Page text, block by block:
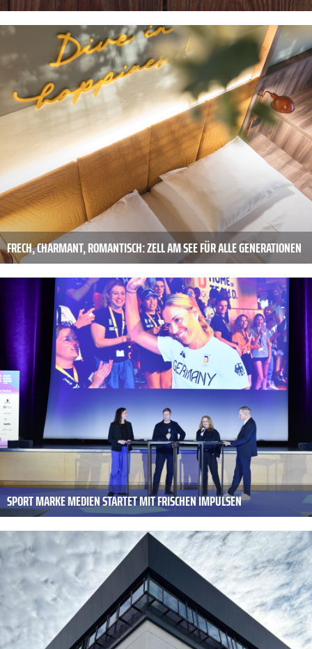
FRECH, CHARMANT, ROMANTISCH: ZELL AM SEE FÜR ALLE GENERATIONEN
SPORT MARKE MEDIEN STARTET MIT FRISCHEN IMPULSEN